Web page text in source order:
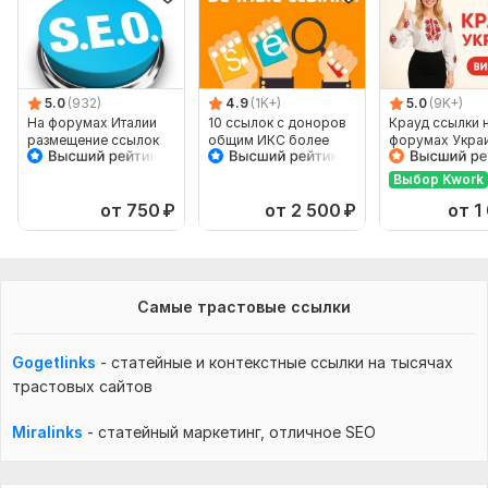
5.0 (932)
На форумах Италии
размещение ссылок
от 750 ₽
4.9 (1K+)
10 ссылок с доноров
общим ИКС более
500 000
от 2 500 ₽
5.0 (9K+)
Крауд ссылки
форумах
новых темах
Выбор Kwork
от
Самые трастовые ссылки
Gogetlinks - статейные и контекстные ссылки на тысячах
трастовых сайтов
Miralinks - статейный маркетинг, отличное SEO